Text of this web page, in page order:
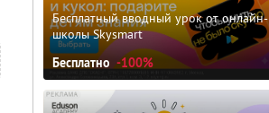
Бесплатный вводный урок от онлайн-
школы Skysmart
Бесплатно -100%